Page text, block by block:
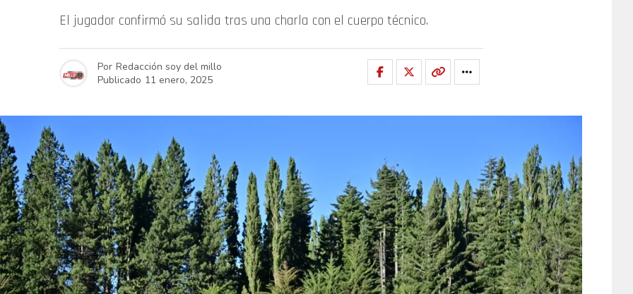
El jugador confirmó su salida tras una charla con el cuerpo técnico.
Por Redacción soy del millo
Publicado 11 enero, 2025